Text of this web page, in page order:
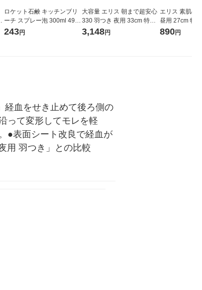
ロケット石鹸 キッチンブリ
ーチ スプレー泡 300ml 4903
367301482 1個
243円
大容量 エリス 朝まで超安心
330 羽つき 夜用 33cm 特に
多い日の夜用 ナプキン 5個
3,148円
エリス 素肌の
昼用 27cm 特
スリム シンプ
890円
血をせき止めて後ろ側の
って変形してモレを軽
●表面シート改良で経血が
用 羽つき」との比較